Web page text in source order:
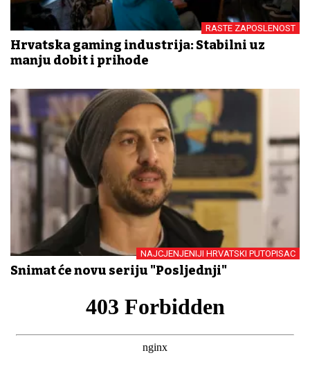
RASTE ZAPOSLENOST
Hrvatska gaming industrija: Stabilni uz
manju dobit i prihode
NAJCJENJENIJI HRVATSKI PUTOPISAC
Snimat će novu seriju "Posljednji"